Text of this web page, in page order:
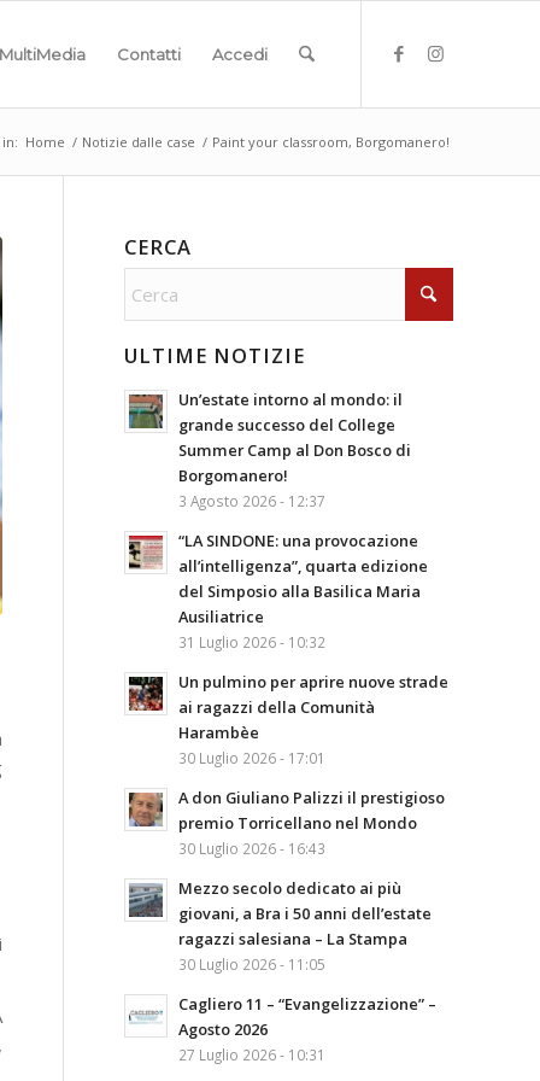
MultiMedia Contatti Accedi
in: Home / Notizie dalle case / Paint your classroom, Borgomanero!
CERCA
ULTIME NOTIZIE
Un’estate intorno al mondo: il
grande successo del College
Summer Camp al Don Bosco di
Borgomanero!
3 Agosto 2026 - 12:37
“LA SINDONE: una provocazione
all’intelligenza”, quarta edizione
del Simposio alla Basilica Maria
Ausiliatrice
31 Luglio 2026 - 10:32
Un pulmino per aprire nuove strade
ai ragazzi della Comunità
Harambèe
30 Luglio 2026 - 17:01
A don Giuliano Palizzi il prestigioso
premio Torricellano nel Mondo
30 Luglio 2026 - 16:43
Mezzo secolo dedicato ai più
giovani, a Bra i 50 anni dell’estate
ragazzi salesiana – La Stampa
30 Luglio 2026 - 11:05
Cagliero 11 – “Evangelizzazione” –
Agosto 2026
27 Luglio 2026 - 10:31